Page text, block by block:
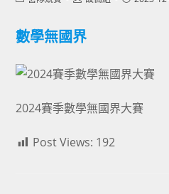
數學無國界
2024賽季數學無國界大賽
Post Views: 192